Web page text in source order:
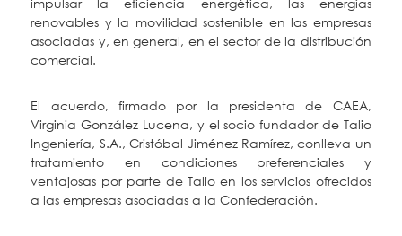
renovables y la movilidad sostenible en las empresas
asociadas y, en general, en el sector de la distribución
comercial.
El acuerdo, firmado por la presidenta de CAEA,
Virginia González Lucena, y el socio fundador de Talio
Ingeniería, S.A., Cristóbal Jiménez Ramírez, conlleva un
tratamiento en condiciones preferenciales y
ventajosas por parte de Talio en los servicios ofrecidos
a las empresas asociadas a la Confederación.